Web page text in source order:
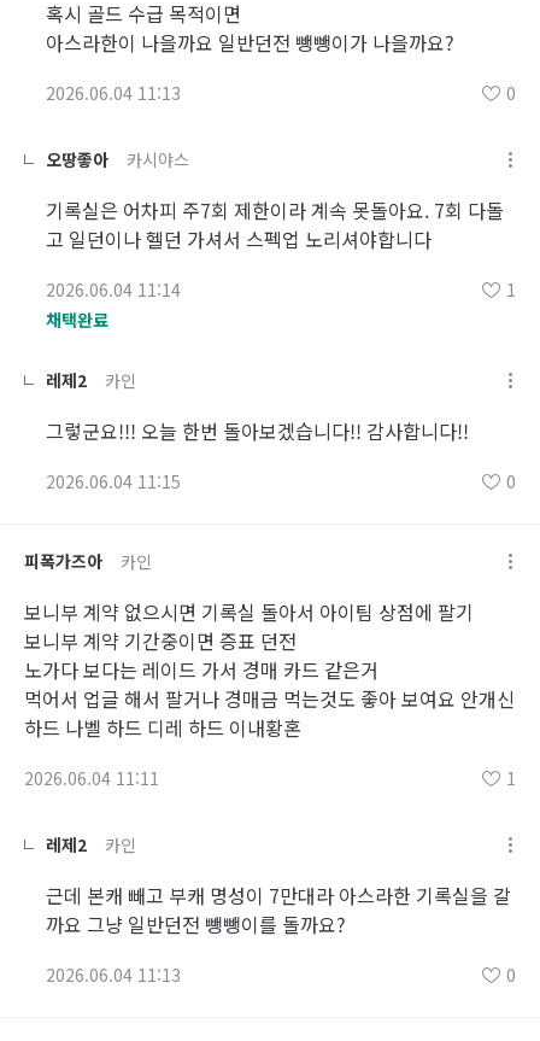
혹시 골드 수급 목적이면
아스라한이 나을까요 일반던전 뺑뺑이가 나을까요?
2026.06.04 11:13 0
오땅좋아 카시야스
기록실은 어차피 주7회 제한이라 계속 못돌아요. 7회 다돌
고 일던이나 헬던 가셔서 스펙업 노리셔야합니다
2026.06.04 11:14
1
채택완료
레제2 카인
그렇군요!!! 오늘 한번 돌아보겠습니다!! 감사합니다!!
2026.06.04 11:15 0
피폭가즈아 카인
보니부 계약 없으시면 기록실 돌아서 아이팀 상점에 팔기
보니부 계약 기간중이면 증표 던전
노가다 보다는 레이드 가서 경매 카드 같은거
먹어서 업글 해서 팔거나 경매금 먹는것도 좋아 보여요 안개신
하드 나벨 하드 디레 하드 이내황혼
2026.06.04 11:11 1
레제2 카인
근데 본캐 빼고 부캐 명성이 7만대라 아스라한 기록실을 갈
까요 그냥 일반던전 뺑뺑이를 돌까요?
2026.06.04 11:13 0